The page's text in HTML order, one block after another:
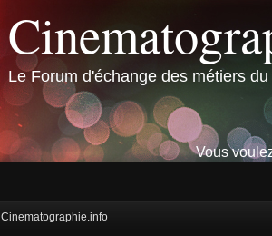
Le Forum d'échange des métiers
Vous
Cinematographie.info